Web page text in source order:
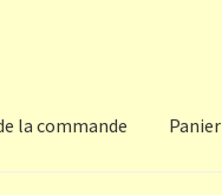
la commande Panier